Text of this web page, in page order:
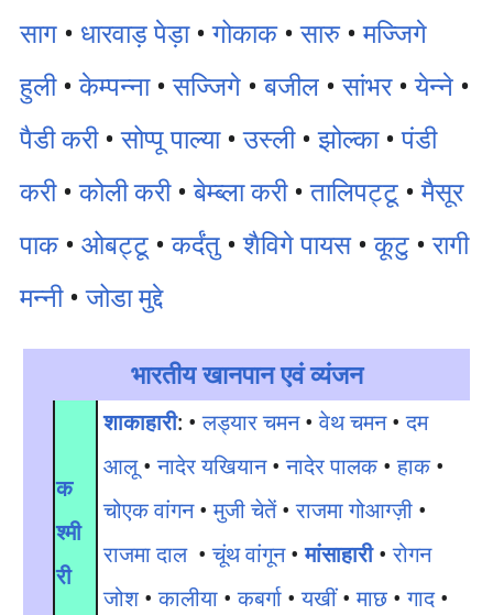
साग• धारवाड़ पेड़ा•गोकाक•सारु•मज्जिगे
हुली•केम्पन्ना•सज्जिगे•बजील•सांभर•येन्ने•
पैडी करी•सोप्पू पाल्या•उस्ली•झोल्का•पंडी
करी•कोली करी•बेम्ब्ला करी•तालिपट्टू•मैसूर
पाक• ओबट्टू•कर्दंतु•शैविगे पायस•कूटु•रागी
मन्नी•जोडा मुद्दे
भारतीय खानपान एवं व्यंजन
क
श्मी
री
शाकाहारी: •लड्यार चमन•वेथ चमन•दम
आलू•नादेर यखियान•नादेर पालक•हाक•
चोएक वांगन•मुजी चेतें•राजमा गोआग्ज़ी •
राजमा दाल •चूंथ वांगून•मांसाहारी•रोगन
जोश•कालीया •कबर्गा •यखीं•माछ •गाद•